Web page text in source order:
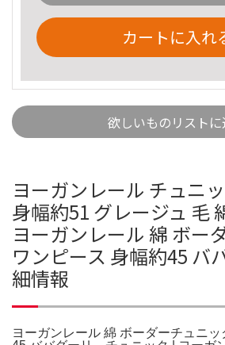
カートに入れ
欲しいものリストに
ヨーガンレール チュニ
身幅約51 グレージュ 毛
ヨーガンレール 綿 ボー
ワンピース 身幅約45 バ
細情報
ヨーガンレール 綿 ボーダーチュニ